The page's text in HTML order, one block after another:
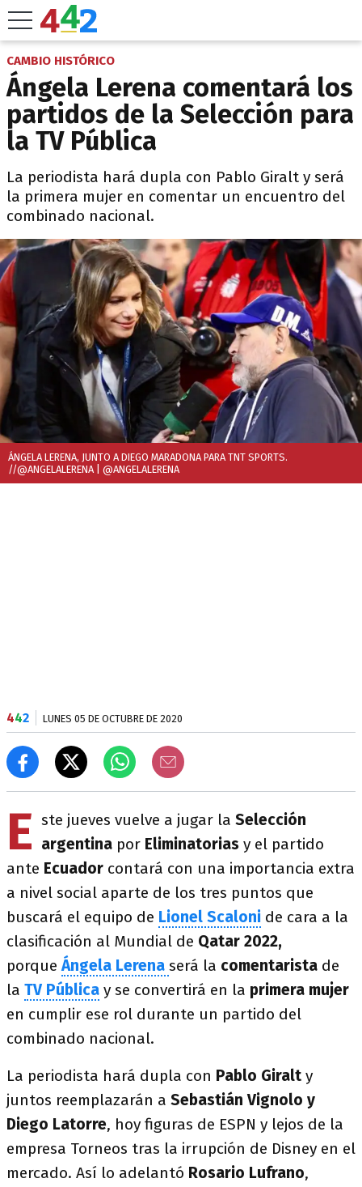
CAMBIO HISTÓRICO
Ángela Lerena comentará los
partidos de la Selección para
la TV Pública
La periodista hará dupla con Pablo Giralt y será
la primera mujer en comentar un encuentro del
combinado nacional.
ÁNGELA LERENA, JUNTO A DIEGO MARADONA PARA TNT SPORTS.
//@ANGELALERENA | @ANGELALERENA
442 LUNES 05 DE OCTUBRE DE 2020
E ste jueves vuelve a jugar la Selección
argentina por Eliminatorias y el partido
ante Ecuador contará con una importancia extra
a nivel social aparte de los tres puntos que
buscará el equipo de Lionel Scaloni de cara a la
clasificación al Mundial de Qatar 2022,
porqueÁngela Lerena será la comentarista de
la TV Pública y se convertirá en la primera mujer
en cumplir ese rol durante un partido del
combinado nacional.
La periodista hará dupla con Pablo Giralt y
juntos reemplazarán a Sebastián Vignolo y
Diego Latorre, hoy figuras de ESPN y lejos de la
empresa Torneos tras la irrupción de Disney en el
mercado. Así lo adelantó Rosario Lufrano,